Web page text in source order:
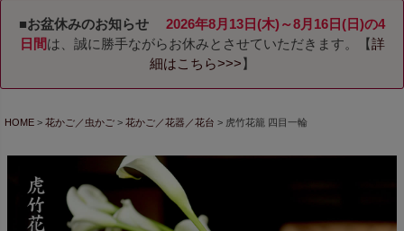
■お盆休みのお知らせ
2026年8月13日(木)～8月16日(日)の4
日間は、誠に勝手ながらお休みとさせていただきます。【詳
細はこちら>>> 】
HOME 花かご／虫かご 花かご／花器／花台 虎竹花籠 四目一輪